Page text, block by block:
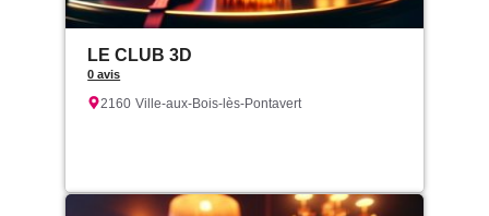
LE CLUB 3D
0 avis
2160 Ville-aux-Bois-lès-Pontavert